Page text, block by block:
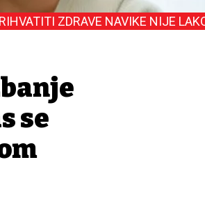
ZDRAVE NAVIKE NIJE
se